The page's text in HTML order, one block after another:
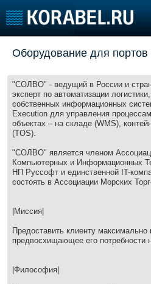
Пульс
Новости
Компании
Репутация
Работа
Крюинг
Журнал
Реклама
Доска
Изделия
Услуги
Выставки и семинары
Словарь
Оборудование для портов
"СОЛВО" - ведущий в России и
эксперт по автоматизации
собственных информационных
Execution для управления
объектах – на складе (WMS),
(TOS).
"СОЛВО" является членом
Компьютерных и Информационных
НП Руссофт и единственной IT-
состоять в Ассоциации Морских
|Миссия|
Предоставить клиенту максимально
предвосхищающее его потребности
|Философия|